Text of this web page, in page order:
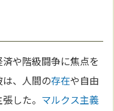
済や階級闘争に焦点を
、人間の存在や自由
した。 マルクス主義